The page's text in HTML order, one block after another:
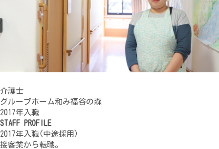
介護士
グループホーム和み福谷の森
2017年入職
STAFF PROFILE
2017年入職(中途採用)
接客業から転職。